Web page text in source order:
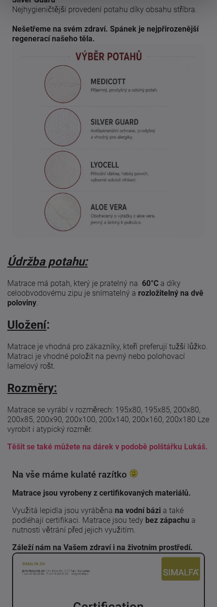
Nejhygieničtější provedení potahu díky obsahu stříbra.
Nešetřeme na svém zdraví. Spánek je nejpřirozenější
regenerací našeho těla.
Údržba potahu:
Matrace má potah, který je pratelný na 60°C a díky
celoobvodovému zipu je snímatelný a rozložitelný na dvě
poloviny.
Uložení:
Matrace je vhodná pro zákazníky, kteří preferují tužší lůžko.
Matraci je vhodné položit na pevný nebo polohovací
lamelový rošt.
Rozměry:
Matrace se vyrábí v rozměrech: 195x80, 195x85, 200x80,
200x85, 200x90, 200x100, 200x140, 200x160, 200x180 Lze
vyrobit i atypický rozměr.
Těšit se také můžete na dárek v podobě polštářku Lukáš.
Na vše máme kulaté razítko
Matrace jsou vyrobeny z certifikovaných materiálů.
Využitá lepidla jsou vyráběna na vodní bázi a také
podléhají certifikaci. Matrace jsou tedy bez zápachu a
nutnosti větrání před jejich využitím.
Záleží nám na Vašem zdraví i na životním prostředí.